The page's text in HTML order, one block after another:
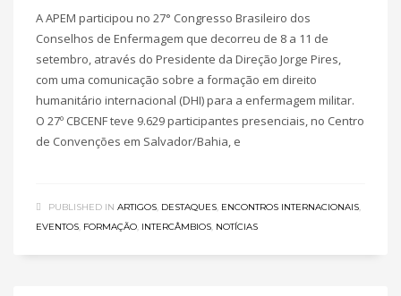
A APEM participou no 27° Congresso Brasileiro dos
Conselhos de Enfermagem que decorreu de 8 a 11 de
setembro, através do Presidente da Direção Jorge Pires,
com uma comunicação sobre a formação em direito
humanitário internacional (DHI) para a enfermagem militar.
O 27º CBCENF teve 9.629 participantes presenciais, no Centro
de Convenções em Salvador/Bahia, e
PUBLISHED IN ARTIGOS, DESTAQUES, ENCONTROS INTERNACIONAIS,
EVENTOS, FORMAÇÃO, INTERCÂMBIOS, NOTÍCIAS